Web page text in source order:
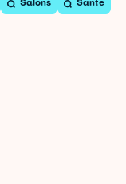
Salons Santé